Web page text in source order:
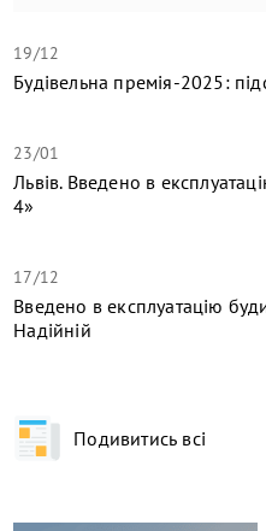
19/12
Будівельна премія-2025:
23/01
Львів. Введено в
4»
17/12
​Введено в експлуатацію
Надійній
Подивитись всі